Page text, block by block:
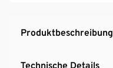
Produktbeschreibung
Technische Details